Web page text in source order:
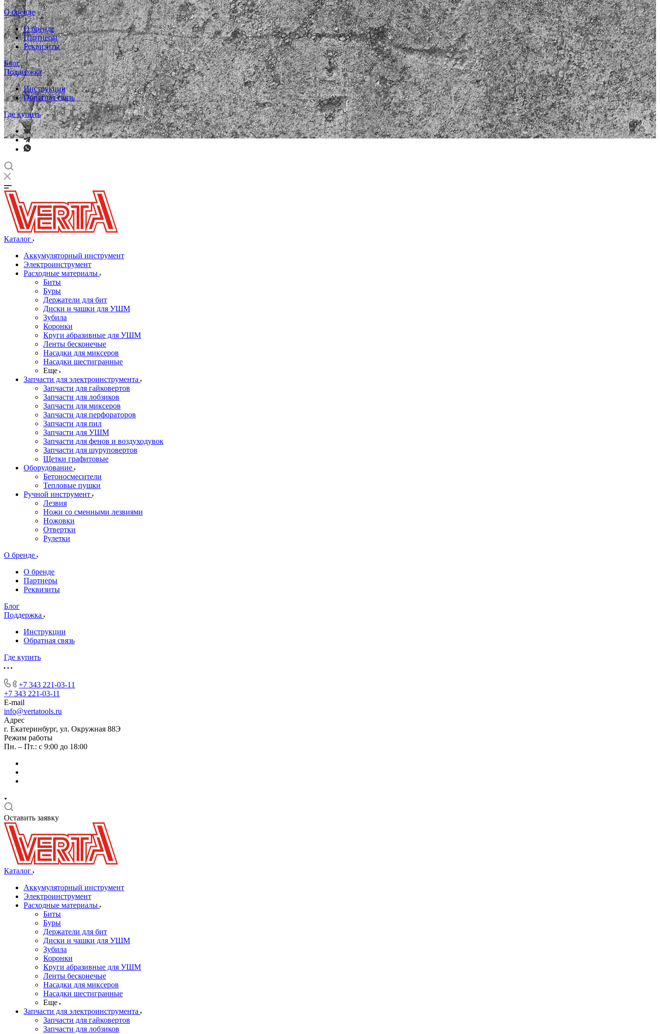
О бренде
О бренде
Партнеры
Реквизиты
Блог
Поддержка
Инструкции
Обратная связь
Где купить
Каталог
Аккумуляторный инструмент
Электроинструмент
Расходные материалы
Биты
Буры
Держатели для бит
Диски и чашки для УШМ
Зубила
Коронки
Круги абразивные для УШМ
Ленты бесконечые
Насадки для миксеров
Насадки шестигранные
Еще
Запчасти для электроинструмента
Запчасти для гайковертов
Запчасти для лобзиков
Запчасти для миксеров
Запчасти для перфораторов
Запчасти для пил
Запчасти для УШМ
Запчасти для фенов и воздуходувок
Запчасти для шуруповертов
Щетки графитовые
Оборудование
Бетоносмесители
Тепловые пушки
Ручной инструмент
Лезвия
Ножи со сменными лезвиями
Ножовки
Отвертки
Рулетки
О бренде
О бренде
Партнеры
Реквизиты
Блог
Поддержка
Инструкции
Обратная связь
Где купить
+7 343 221-03-11
+7 343 221-03-11
E-mail
info@vertatools.ru
Адрес
г. Екатеринбург, ул. Окружная 88Э
Режим работы
Пн. – Пт.: с 9:00 до 18:00
Оставить заявку
Каталог
Аккумуляторный инструмент
Электроинструмент
Расходные материалы
Биты
Буры
Держатели для бит
Диски и чашки для УШМ
Зубила
Коронки
Круги абразивные для УШМ
Ленты бесконечые
Насадки для миксеров
Насадки шестигранные
Еще
Запчасти для электроинструмента
Запчасти для гайковертов
Запчасти для лобзиков